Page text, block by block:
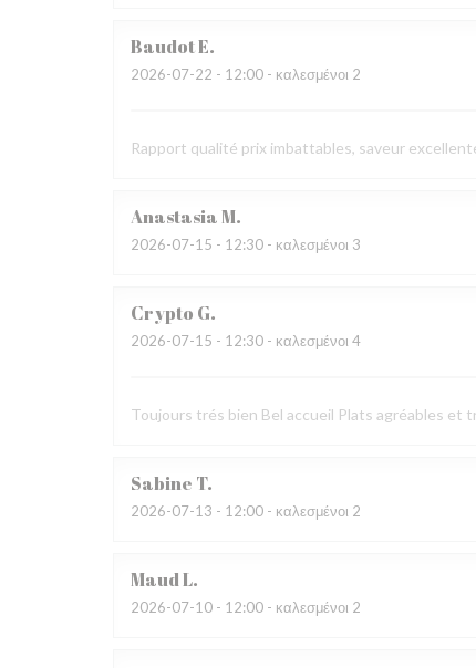
BaudotE
2026-07-22 - 12:00 - καλεσμένοι 2
Rapport qualité prix imbattables, saveur
AnastasiaM
2026-07-15 - 12:30 - καλεσμένοι 3
Crypto G
2026-07-15 - 12:30 - καλεσμένοι 4
Toujours trés bien Bel accueil Plats agréables et
Sabine T
2026-07-13 - 12:00 - καλεσμένοι 2
MaudL
2026-07-10 - 12:00 - καλεσμένοι 2